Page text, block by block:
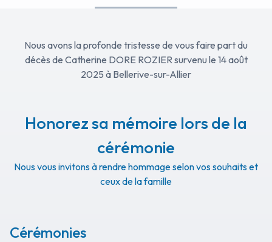
Nous avons la profonde tristesse de vous faire part du
décès de Catherine DORE ROZIER survenu le 14 août
2025 à Bellerive-sur-Allier
Honorez sa mémoire lors de la
cérémonie
Nous vous invitons à rendre hommage selon vos souhaits et
ceux de la famille
Cérémonies